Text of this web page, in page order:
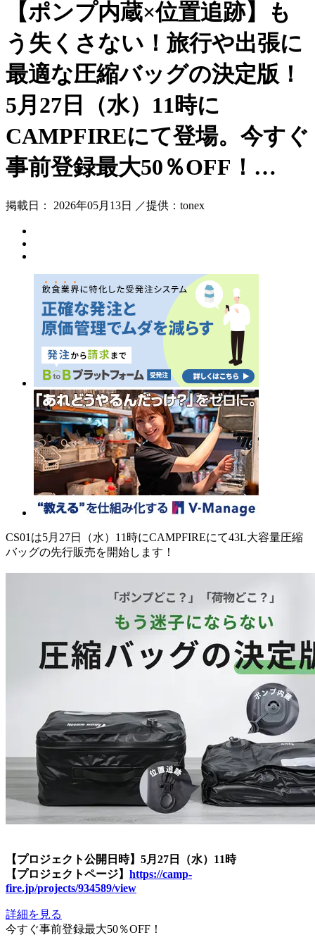
【ポンプ内蔵×位置追跡】も
う失くさない！旅行や出張に
最適な圧縮バッグの決定版！
5月27日（水）11時に
CAMPFIREにて登場。今すぐ
事前登録最大50％OFF！…
掲載日： 2026年05月13日 ／提供：tonex
CS01は5月27日（水）11時にCAMPFIREにて43L大容量圧縮
バッグの先行販売を開始します！
【プロジェクト公開日時】5月27日（水）11時
【プロジェクトページ】 https://camp-
fire.jp/projects/934589/view
詳細を見る
今すぐ事前登録最大50％OFF！